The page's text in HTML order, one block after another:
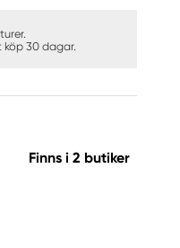
köp 30 dagar.
Finns i 2 butiker